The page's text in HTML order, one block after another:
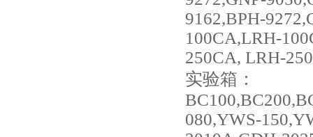
9162,BPH-
100CA,LRH-
250CA, LRH-
实验箱：
080,YWS-